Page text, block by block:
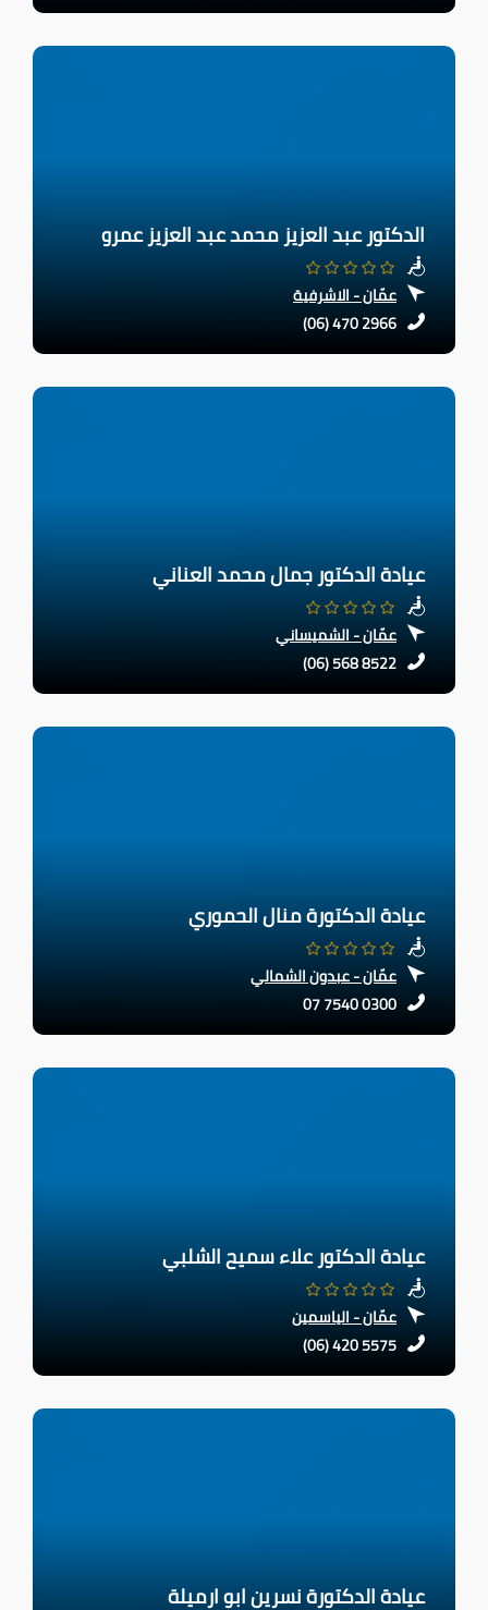
الدكتور عبد العزيز محمد عبد العزيز عمرو
عمّان - الاشرفية
(06) 470 2966
عيادة الدكتور جمال محمد العناني
عمّان - الشميساني
(06) 568 8522
عيادة الدكتورة منال الحموري
عمّان - عبدون الشمالي
07 7540 0300
عيادة الدكتور علاء سميح الشلبي
عمّان - الياسمين
(06) 420 5575
عيادة الدكتورة نسرين ابو ارميلة